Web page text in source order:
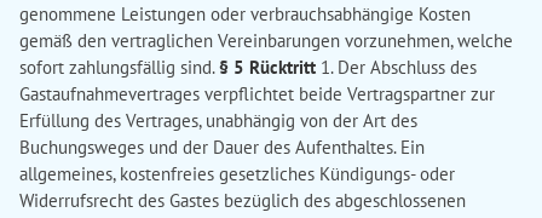
genommene Leistungen oder verbrauchsabhängige Kosten
gemäß den vertraglichen Vereinbarungen vorzunehmen, welche
sofort zahlungsfällig sind.§ 5 Rücktritt 1. Der Abschluss des
Gastaufnahmevertrages verpflichtet beide Vertragspartner zur
Erfüllung des Vertrages, unabhängig von der Art des
Buchungsweges und der Dauer des Aufenthaltes. Ein
allgemeines, kostenfreies gesetzliches Kündigungs- oder
Widerrufsrecht des Gastes bezüglich des abgeschlossenen